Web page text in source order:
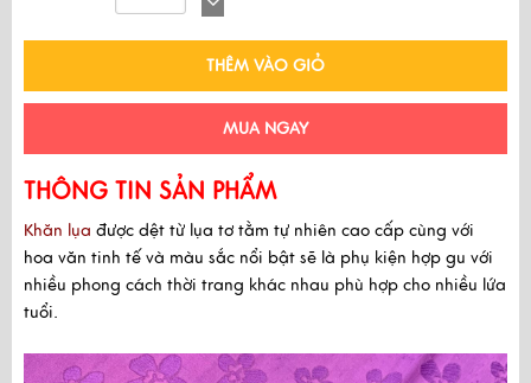
THÊM VÀO GIỎ
MUA NGAY
THÔNG TIN SẢN PHẨM
Khăn lụa được dệt từ lụa tơ tằm tự nhiên cao cấp cùng với
hoa văn tinh tế và màu sắc nổi bật sẽ là phụ kiện hợp gu với
nhiều phong cách thời trang khác nhau phù hợp cho nhiều lứa
tuổi.